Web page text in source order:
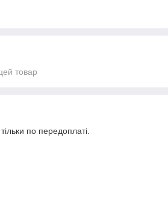
товар
по передоплаті.